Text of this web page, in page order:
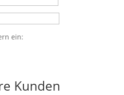
ein:
Kunden